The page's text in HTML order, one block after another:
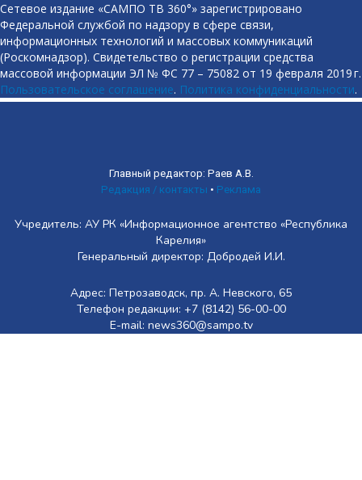
Сетевое издание «САМПО ТВ 360°» зарегистрировано
Федеральной службой по надзору в сфере связи,
информационных технологий и массовых коммуникаций
(Роскомнадзор). Свидетельство о регистрации средства
массовой информации ЭЛ № ФС 77 – 75082 от 19 февраля 2019 г.
Пользовательское соглашение. Политика конфиденциальности.
Главный редактор: Раев А.В.
Редакция / контакты • Реклама
Учредитель: АУ РК «Информационное агентство «Республика
Карелия»
Генеральный директор: Добродей И.И.
Адрес: Петрозаводск, пр. А. Невского, 65
Телефон редакции: +7 (8142) 56-00-00
E-mail: news360@sampo.tv